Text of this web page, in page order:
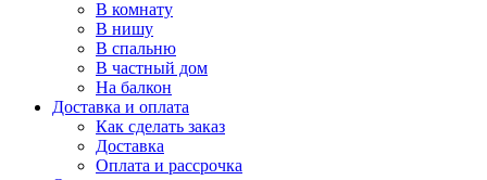
В комнату
В нишу
В спальню
В частный дом
На балкон
Доставка и оплата
Как сделать заказ
Доставка
Оплата и рассрочка